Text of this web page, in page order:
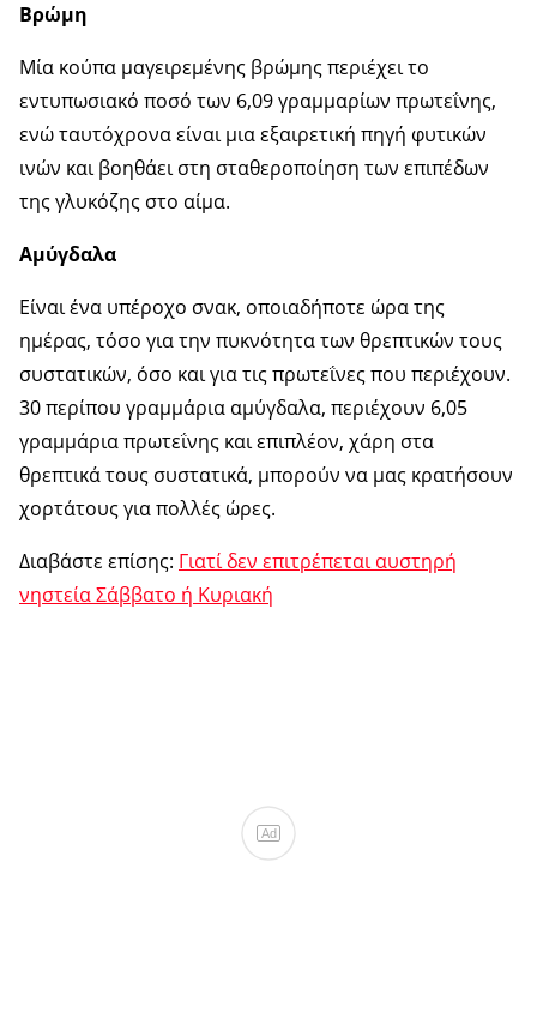
Βρώμη
Μία κούπα μαγειρεμένης βρώμης περιέχει το
εντυπωσιακό ποσό των 6,09 γραμμαρίων πρωτεΐνης,
ενώ ταυτόχρονα είναι μια εξαιρετική πηγή φυτικών
ινών και βοηθάει στη σταθεροποίηση των επιπέδων
της γλυκόζης στο αίμα.
Αμύγδαλα
Είναι ένα υπέροχο σνακ, οποιαδήποτε ώρα της
ημέρας, τόσο για την πυκνότητα των θρεπτικών τους
συστατικών, όσο και για τις πρωτεΐνες που περιέχουν.
30 περίπου γραμμάρια αμύγδαλα, περιέχουν 6,05
γραμμάρια πρωτεΐνης και επιπλέον, χάρη στα
θρεπτικά τους συστατικά, μπορούν να μας κρατήσουν
χορτάτους για πολλές ώρες.
Διαβάστε επίσης: Γιατί δεν επιτρέπεται αυστηρή
νηστεία Σάββατο ή Κυριακή
Ad